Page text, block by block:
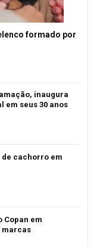
formado por
inaugura
em seus 30 anos
cachorro em
em
marcas